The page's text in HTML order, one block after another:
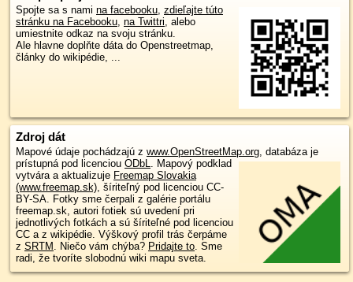
Spojte sa s nami na facebooku, zdieľajte túto
stránku na Facebooku, na Twittri, alebo
umiestnite odkaz na svoju stránku.
Ale hlavne doplňte dáta do Openstreetmap,
články do wikipédie, ...
Zdroj dát
Mapové údaje pochádzajú z www.OpenStreetMap.org, databáza je
prístupná pod licenciou ODbL. Mapový podklad
vytvára a aktualizuje Freemap Slovakia
(www.freemap.sk), šíriteľný pod licenciou CC-
BY-SA. Fotky sme čerpali z galérie portálu
freemap.sk, autori fotiek sú uvedení pri
jednotlivých fotkách a sú šíriteľné pod licenciou
CC a z wikipédie. Výškový profil trás čerpáme
z SRTM . Niečo vám chýba? Pridajte to. Sme
radi, že tvoríte slobodnú wiki mapu sveta.